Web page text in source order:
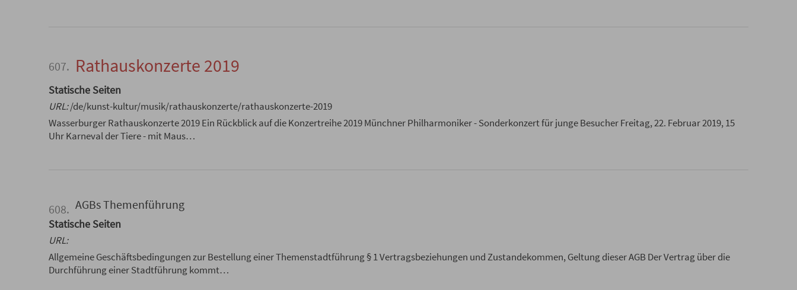
607. Rathauskonzerte 2019
Statische Seiten
URL:/de/kunst-kultur/musik/rathauskonzerte/rathauskonzerte-2019
Wasserburger Rathauskonzerte 2019 Ein Rückblick auf die Konzertreihe 2019 Münchner Philharmoniker - Sonderkonzert für junge Besucher Freitag, 22. Februar 2019, 15
Uhr Karneval der Tiere - mit Maus…
608. AGBs Themenführung
Statische Seiten
URL:
Allgemeine Geschäftsbedingungen zur Bestellung einer Themenstadtführung § 1 Vertragsbeziehungen und Zustandekommen, Geltung dieser AGB Der Vertrag über die
Durchführung einer Stadtführung kommt…